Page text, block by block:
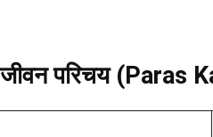
परिचय (Paras